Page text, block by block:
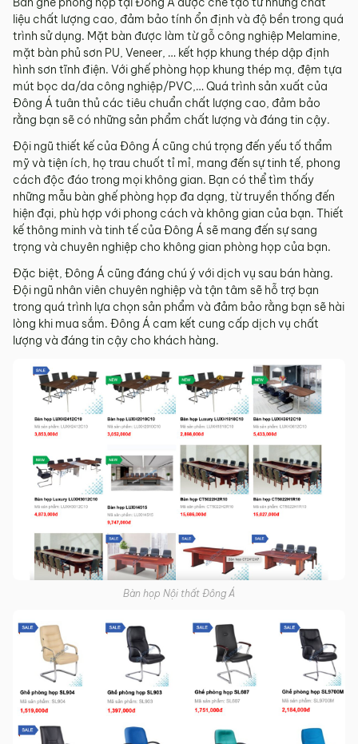
liệu chất lượng cao, đảm bảo tính ổn định và độ bền trong quá
trình sử dụng. Mặt bàn được làm từ gỗ công nghiệp Melamine,
mặt bàn phủ sơn PU, Veneer, … kết hợp khung thép dập định
hình sơn tĩnh điện. Với ghế phòng họp khung thép mạ, đệm tựa
mút bọc da/da công nghiệp/PVC,… Quá trình sản xuất của
Đông Á tuân thủ các tiêu chuẩn chất lượng cao, đảm bảo
rằng bạn sẽ có những sản phẩm chất lượng và đáng tin cậy.
Đội ngũ thiết kế của Đông Á cũng chú trọng đến yếu tố thẩm
mỹ và tiện ích, họ trau chuốt tỉ mỉ, mang đến sự tinh tế, phong
cách độc đáo trong mọi không gian. Bạn có thể tìm thấy
những mẫu bàn ghế phòng họp đa dạng, từ truyền thống đến
hiện đại, phù hợp với phong cách và không gian của bạn. Thiết
kế thông minh và tinh tế của Đông Á sẽ mang đến sự sang
trọng và chuyên nghiệp cho không gian phòng họp của bạn.
Đặc biệt, Đông Á cũng đáng chú ý với dịch vụ sau bán hàng.
Đội ngũ nhân viên chuyên nghiệp và tận tâm sẽ hỗ trợ bạn
trong quá trình lựa chọn sản phẩm và đảm bảo rằng bạn sẽ hài
lòng khi mua sắm. Đông Á cam kết cung cấp dịch vụ chất
lượng và đáng tin cậy cho khách hàng.
Bàn họp Nội thất Đông Á